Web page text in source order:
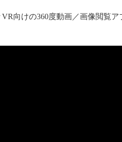
向けの360度動画／画像閲覧ア